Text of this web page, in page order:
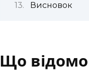
Висновок
Що